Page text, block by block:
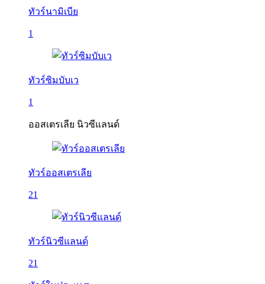
ทัวร์นามิเบีย
1
ทัวร์ซิมบับเว
1
ออสเตรเลีย นิวซีแลนด์
ทัวร์ออสเตรเลีย
21
ทัวร์นิวซีแลนด์
21